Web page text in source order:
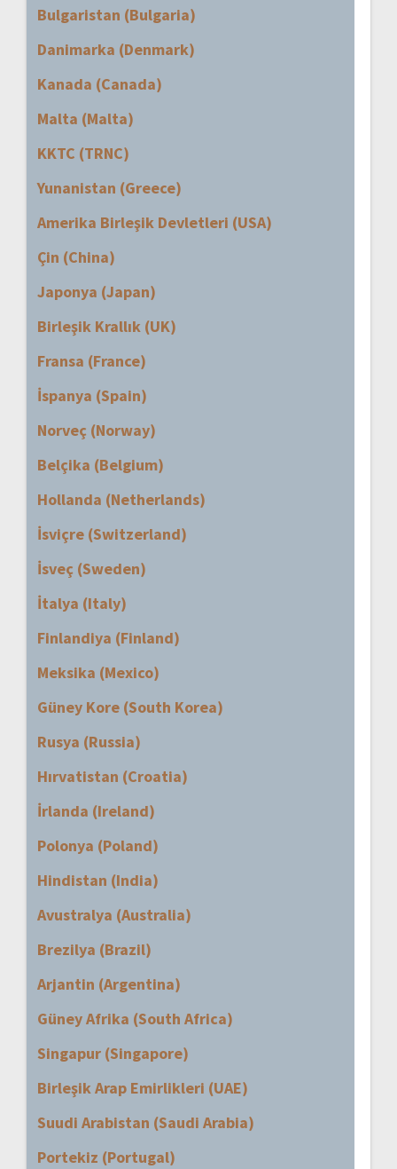
Bulgaristan (Bulgaria)
Danimarka (Denmark)
Kanada (Canada)
Malta (Malta)
KKTC (TRNC)
Yunanistan (Greece)
Amerika Birleşik Devletleri (USA)
Çin (China)
Japonya (Japan)
Birleşik Krallık (UK)
Fransa (France)
İspanya (Spain)
Norveç (Norway)
Belçika (Belgium)
Hollanda (Netherlands)
İsviçre (Switzerland)
İsveç (Sweden)
İtalya (Italy)
Finlandiya (Finland)
Meksika (Mexico)
Güney Kore (South Korea)
Rusya (Russia)
Hırvatistan (Croatia)
İrlanda (Ireland)
Polonya (Poland)
Hindistan (India)
Avustralya (Australia)
Brezilya (Brazil)
Arjantin (Argentina)
Güney Afrika (South Africa)
Singapur (Singapore)
Birleşik Arap Emirlikleri (UAE)
Suudi Arabistan (Saudi Arabia)
Portekiz (Portugal)